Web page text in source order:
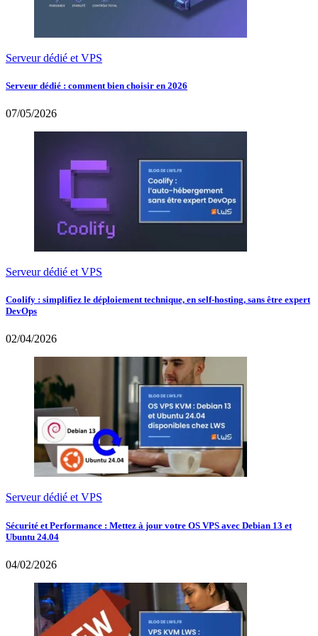
Serveur dédié et VPS
Serveur dédié : comment bien choisir en 2026
07/05/2026
Serveur dédié et VPS
Coolify : simplifiez le déploiement technique, en self-hosting, sans être expert
DevOps
02/04/2026
Serveur dédié et VPS
Sécurité et Performance : Mettez à jour votre OS VPS avec Debian 13 et
Ubuntu 24.04
04/02/2026